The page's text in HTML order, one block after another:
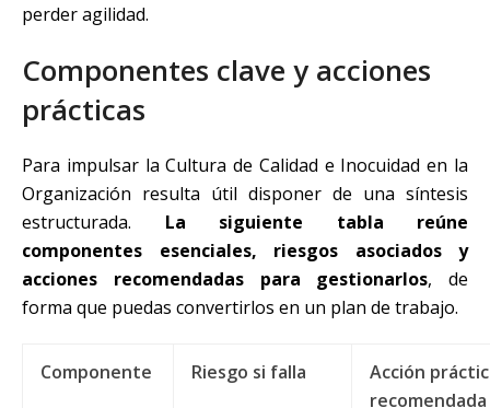
perder agilidad.
Componentes clave y acciones
prácticas
Para impulsar la Cultura de Calidad e Inocuidad en la
Organización resulta útil disponer de una síntesis
estructurada. La siguiente tabla reúne
componentes esenciales, riesgos asociados y
acciones recomendadas para gestionarlos, de
forma que puedas convertirlos en un plan de trabajo.
Componente Riesgo si falla
Acción
recomendada